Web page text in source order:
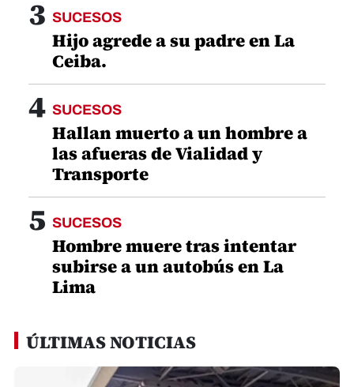
3 SUCESOS
Hijo agrede a su padre en La
Ceiba.
4 SUCESOS
Hallan muerto a un hombre a
las afueras de Vialidad y
Transporte
5 SUCESOS
Hombre muere tras intentar
subirse a un autobús en La
Lima
ÚLTIMAS NOTICIAS